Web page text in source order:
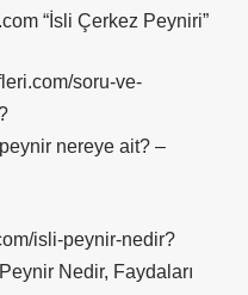
“İsli Çerkez Peyniri”
soru-ve-
nereye ait? –
isli-peynir-nedir?
Nedir, Faydaları